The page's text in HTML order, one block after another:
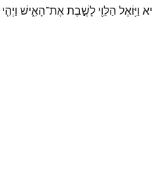
יא וַיּ֥וֹאֶל הַלֵּוִ֖י לָשֶׁ֣בֶתאֶת־הָאִ֑ישׁ וַיְהִ֤י